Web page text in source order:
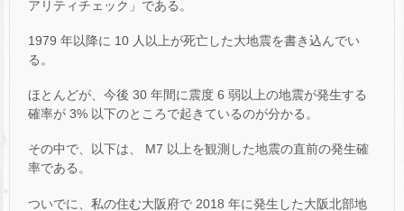
アリティチェック」である。
1979 年以降に 10 人以上が死亡した大地震を書き込んでい
る。
ほとんどが、今後 30 年間に震度 6 弱以上の地震が発生する
確率が 3% 以下のところで起きているのが分かる。
その中で、以下は、 M7 以上を観測した地震の直前の発生確
率である。
ついでに、私の住む大阪府で 2018 年に発生した大阪北部地